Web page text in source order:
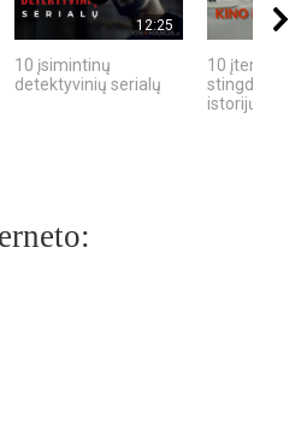
12:25
10 įsimintinų
detektyvinių serialų
10 įtemptų,
stingdančių
istorijų